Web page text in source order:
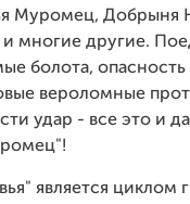
Муромец, Добрыня
многие другие.
болота,
вероломные
удар - все это и
является циклом